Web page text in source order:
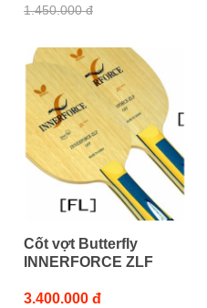
1.450.000 đ
Cốt vợt Butterfly
INNERFORCE ZLF
3.400.000 đ